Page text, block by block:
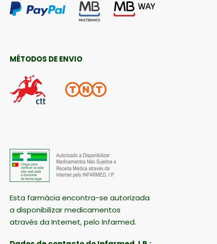
MÉTODOS DE ENVIO
Esta farmácia encontra-se autorizada
a disponibilizar medicamentos
através da Internet, pelo Infarmed.